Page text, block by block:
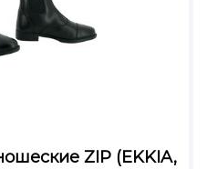
ZIP (EKKIA,